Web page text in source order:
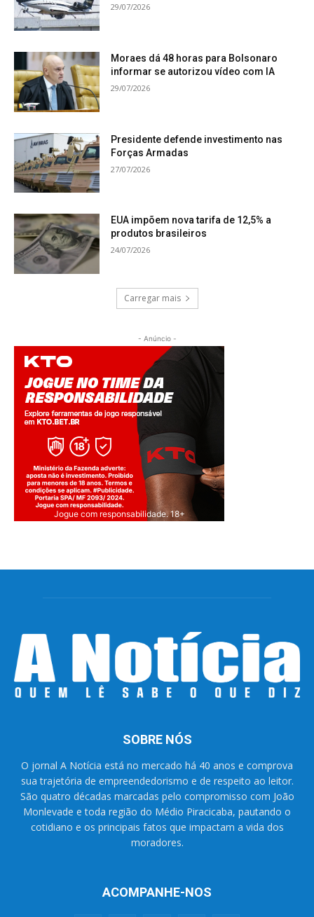
29/07/2026
Moraes dá 48 horas para Bolsonaro
informar se autorizou vídeo com IA
29/07/2026
Presidente defende investimento nas
Forças Armadas
27/07/2026
EUA impõem nova tarifa de 12,5% a
produtos brasileiros
24/07/2026
Carregar mais
- Anúncio -
Jogue com responsabilidade. 18+
SOBRE NÓS
O jornal A Notícia está no mercado há 40 anos e comprova
sua trajetória de empreendedorismo e de respeito ao leitor.
São quatro décadas marcadas pelo compromisso com João
Monlevade e toda região do Médio Piracicaba, pautando o
cotidiano e os principais fatos que impactam a vida dos
moradores.
ACOMPANHE-NOS